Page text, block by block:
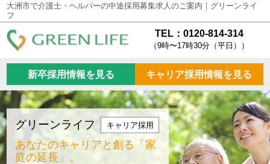
大洲市で介護士・ヘルパーの中途採用募集求人のご案内｜グリーンライ
フ
TEL：0120-814-314
（9時〜17時30分（平日））
新卒採用情報を見る キャリア採用情報を見る
グリーンライフ キャリア採用
あなたのキャリアと創る「家
庭の延長」。